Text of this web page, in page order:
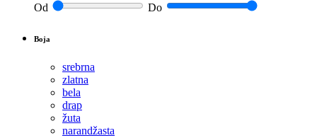
Od Do
Boja
srebrna
zlatna
bela
drap
žuta
narandžasta